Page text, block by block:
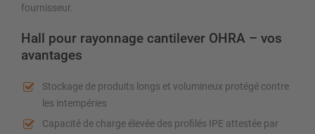
fournisseur.
Hall pour rayonnage cantilever OHRA – vos
avantages
Stockage de produits longs et volumineux protégé contre
les intempéries
Capacité de charge élevée des profilés IPE attestée par